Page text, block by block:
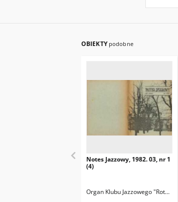
OBIEKTY podobne
Notes Jazzowy, 1982. 03, nr 1
(4)
Organ Klubu Jazzowego "Rotunda"